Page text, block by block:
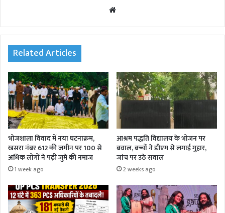
te
Related Articles
भोजशाला विवाद में नया घटनाक्रम,
खसरा नंबर 612 की जमीन पर 100 से
अधिक लोगों ने पढ़ी जुमे की नमाज
1 week ago
आश्रम पद्धति विद्यालय के भोजन पर
बवाल, बच्चों ने डीएम से लगाई गुहार,
जांच पर उठे सवाल
2 weeks ago